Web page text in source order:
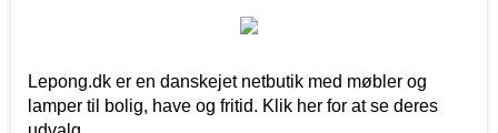
Lepong.dk er en danskejet netbutik med møbler og
lamper til bolig, have og fritid. Klik her for at se deres